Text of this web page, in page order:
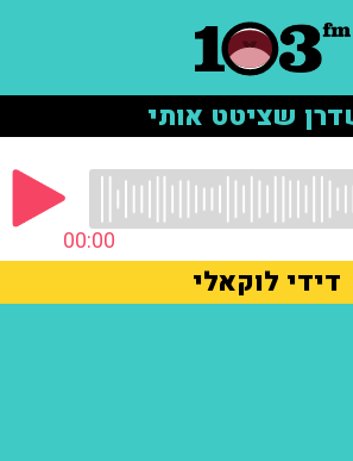
שציטט אותי
00:00
דידי לוקאלי